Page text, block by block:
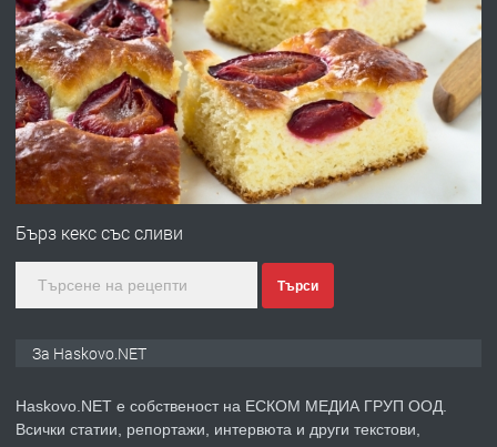
ПРЕДЛАГА Давам гараж под наем
преди 3 дни
ПРЕДЛАГА
№4120 Магазин/Офис под наем в кв.
градската градина!
преди 3 дни
Бърз кекс със сливи
Търси
За Haskovo.NET
Haskovo.NET е собственост на ЕСКОМ МЕДИА ГРУП ООД.
Всички статии, репортажи, интервюта и други текстови,